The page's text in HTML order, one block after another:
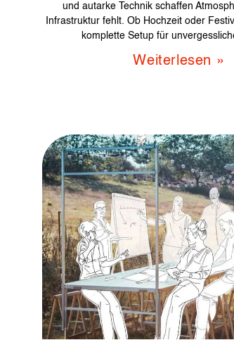
und autarke Technik schaffen
Infrastruktur fehlt. Ob Hochzeit oder
komplette Setup für
Weiterlesen »